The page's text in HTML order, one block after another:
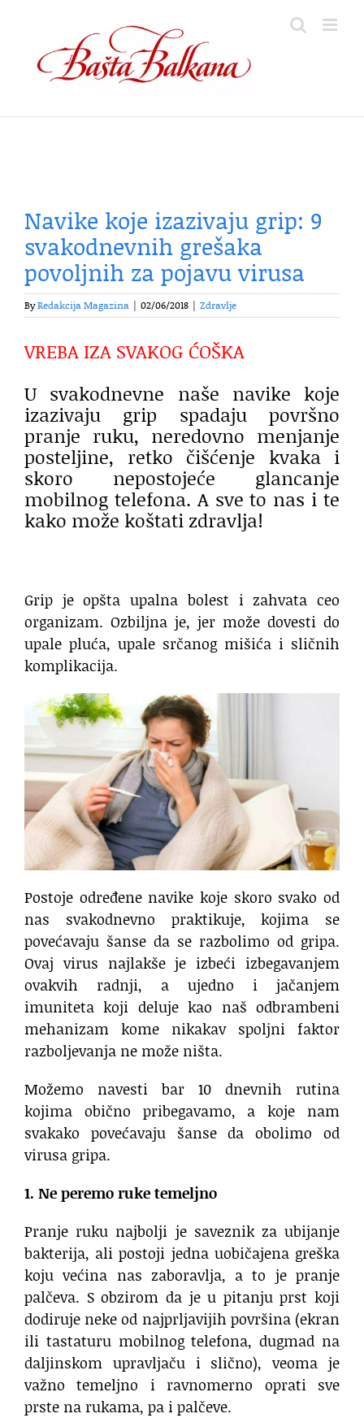
content
Navike koje izazivaju grip: 9
svakodnevnih grešaka
povoljnih za pojavu virusa
ByRedakcija Magazina 02/06/2018 Zdravlje
VREBA IZA SVAKOG ĆOŠKA
U svakodnevne naše navike koje
izazivaju grip spadaju površno
pranje ruku, neredovno menjanje
posteljine, retko čišćenje kvaka i
skoro nepostojeće glancanje
mobilnog telefona. A sve to nas i te
kako može koštati zdravlja!
Grip je opšta upalna bolest i zahvata ceo
organizam. Ozbiljna je, jer može dovesti do
upale pluća, upale srčanog mišića i sličnih
komplikacija.
Postoje određene navike koje skoro svako od
nas svakodnevno praktikuje, kojima se
povećavaju šanse da se razbolimo od gripa.
Ovaj virus najlakše je izbeći izbegavanjem
ovakvih radnji, a ujedno i jačanjem
imuniteta koji deluje kao naš odbrambeni
mehanizam kome nikakav spoljni faktor
razboljevanja ne može ništa.
Možemo navesti bar 10 dnevnih rutina
kojima obično pribegavamo, a koje nam
svakako povećavaju šanse da obolimo od
virusa gripa.
1. Ne peremo ruke temeljno
Pranje ruku najbolji je saveznik za ubijanje
bakterija, ali postoji jedna uobičajena greška
koju većina nas zaboravlja, a to je pranje
palčeva. S obzirom da je u pitanju prst koji
dodiruje neke od najprljavijih površina (ekran
ili tastaturu mobilnog telefona, dugmad na
daljinskom upravljaču i slično), veoma je
važno temeljno i ravnomerno oprati sve
prste na rukama, pa i palčeve.